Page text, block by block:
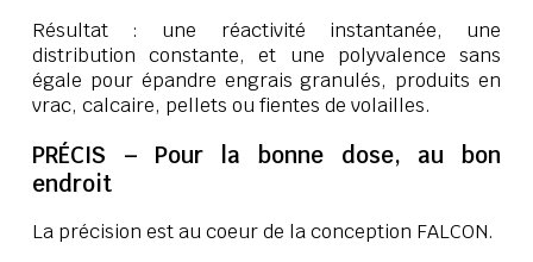
Résultat : une réactivité instantanée, une
distribution constante, et une polyvalence sans
égale pour épandre engrais granulés, produits en
vrac, calcaire, pellets ou fientes de volailles.
PRÉCIS – Pour la bonne dose, au bon
endroit
La précision est au coeur de la conception FALCON.